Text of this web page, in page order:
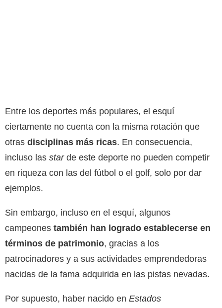
Entre los deportes más populares, el esquí
ciertamente no cuenta con la misma rotación que
otras disciplinas más ricas. En consecuencia,
incluso las starde este deporte no pueden competir
en riqueza con las del fútbol o el golf, solo por dar
ejemplos.
Sin embargo, incluso en el esquí, algunos
campeones también han logrado establecerse en
términos de patrimonio, gracias a los
patrocinadores y a sus actividades emprendedoras
nacidas de la fama adquirida en las pistas nevadas.
Por supuesto, haber nacido en Estados